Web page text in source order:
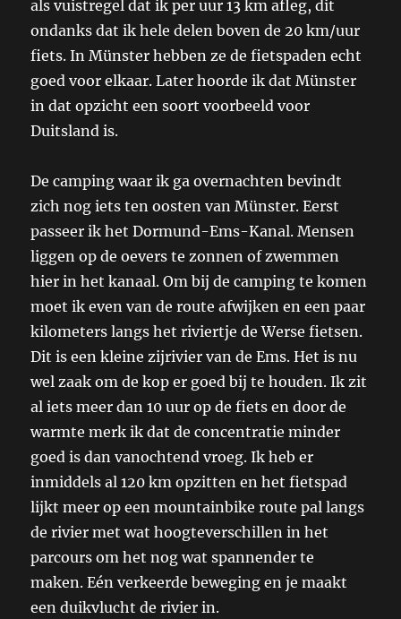
als vuistregel dat ik per uur 13 km afleg, dit
ondanks dat ik hele delen boven de 20 km/uur
fiets. In Münster hebben ze de fietspaden echt
goed voor elkaar. Later hoorde ik dat Münster
in dat opzicht een soort voorbeeld voor
Duitsland is.
De camping waar ik ga overnachten bevindt
zich nog iets ten oosten van Münster. Eerst
passeer ik het Dormund-Ems-Kanal. Mensen
liggen op de oevers te zonnen of zwemmen
hier in het kanaal. Om bij de camping te komen
moet ik even van de route afwijken en een paar
kilometers langs het riviertje de Werse fietsen.
Dit is een kleine zijrivier van de Ems. Het is nu
wel zaak om de kop er goed bij te houden. Ik zit
al iets meer dan 10 uur op de fiets en door de
warmte merk ik dat de concentratie minder
goed is dan vanochtend vroeg. Ik heb er
inmiddels al 120 km opzitten en het fietspad
lijkt meer op een mountainbike route pal langs
de rivier met wat hoogteverschillen in het
parcours om het nog wat spannender te
maken. Eén verkeerde beweging en je maakt
een duikvlucht de rivier in.